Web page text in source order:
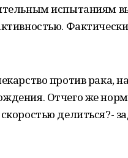
испытаниям
против рака,
Отчего же
делиться?-